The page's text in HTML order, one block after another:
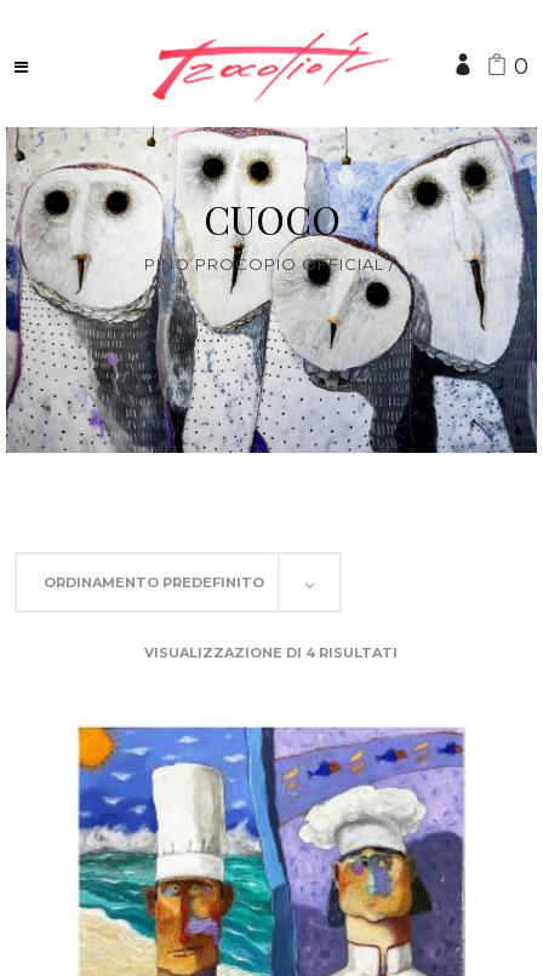
0
CUOCO
PINO PROCOPIO OFFICIAL/
ORDINAMENTO PREDEFINITO
VISUALIZZAZIONE DI 4 RISULTATI